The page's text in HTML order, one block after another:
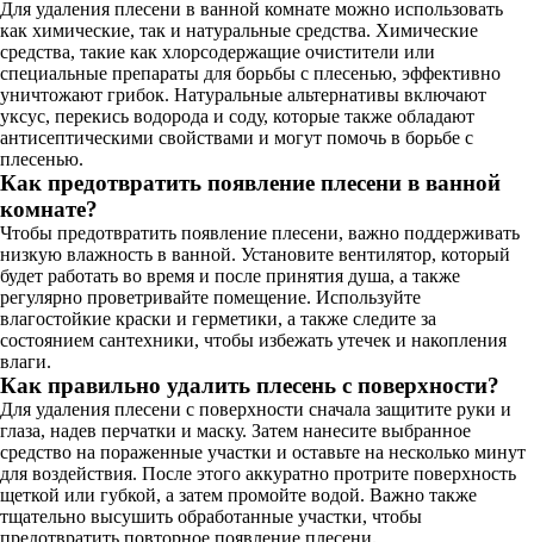
Для удаления плесени в ванной комнате можно использовать
как химические, так и натуральные средства. Химические
средства, такие как хлорсодержащие очистители или
специальные препараты для борьбы с плесенью, эффективно
уничтожают грибок. Натуральные альтернативы включают
уксус, перекись водорода и соду, которые также обладают
антисептическими свойствами и могут помочь в борьбе с
плесенью.
Как предотвратить появление плесени в ванной
комнате?
Чтобы предотвратить появление плесени, важно поддерживать
низкую влажность в ванной. Установите вентилятор, который
будет работать во время и после принятия душа, а также
регулярно проветривайте помещение. Используйте
влагостойкие краски и герметики, а также следите за
состоянием сантехники, чтобы избежать утечек и накопления
влаги.
Как правильно удалить плесень с поверхности?
Для удаления плесени с поверхности сначала защитите руки и
глаза, надев перчатки и маску. Затем нанесите выбранное
средство на пораженные участки и оставьте на несколько минут
для воздействия. После этого аккуратно протрите поверхность
щеткой или губкой, а затем промойте водой. Важно также
тщательно высушить обработанные участки, чтобы
предотвратить повторное появление плесени.